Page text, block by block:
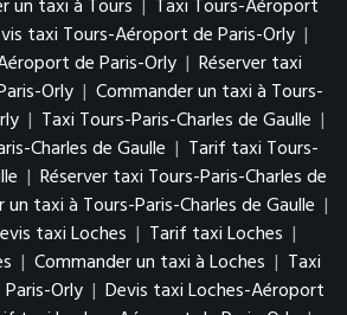
un taxi à Tours | Taxi Tours-Aéroport
taxi Tours-Aéroport de Paris-Orly |
de Paris-Orly | Réserver taxi
Orly | Commander un taxi à Tours-
| Taxi Tours-Paris-Charles de Gaulle |
Charles de Gaulle | Tarif taxi Tours-
| Réserver taxi Tours-Paris-Charles de
un taxi à Tours-Paris-Charles de Gaulle |
taxi Loches | Tarif taxi Loches |
| Commander un taxi à Loches | Taxi
Orly | Devis taxi Loches-Aéroport